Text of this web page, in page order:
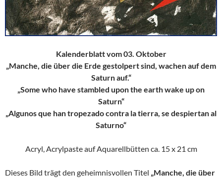
Kalenderblatt vom 03. Oktober
„Manche, die über die Erde gestolpert sind, wachen auf dem
Saturn auf.“
„Some who have stambled upon the earth wake up on
Saturn“
„Algunos que han tropezado contra la tierra, se despiertan al
Saturno“
Acryl, Acrylpaste auf Aquarellbütten ca. 15 x 21 cm
Dieses Bild trägt den geheimnisvollen Titel „Manche, die über